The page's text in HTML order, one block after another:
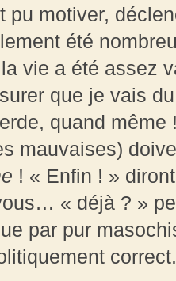
pu motiver,
été
vie a été assez
que je vais
quand
mauvaises)
! « Enfin ! »
« déjà ? »
par pur
correct.